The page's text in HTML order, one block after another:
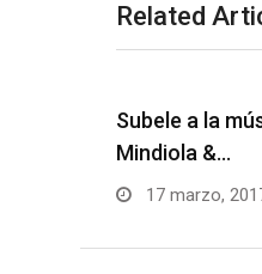
Related
Subele a la
Mindiola &…
17 marzo,